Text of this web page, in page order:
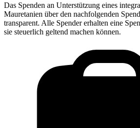
Das Spenden an Unterstützung eines
Mauretanien über den nachfolgenden
transparent. Alle Spender erhalten eine
sie steuerlich geltend machen können.